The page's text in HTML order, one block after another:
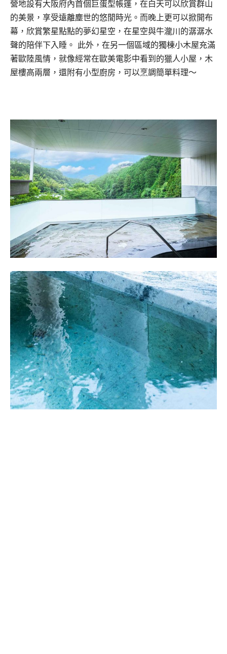
營地設有大阪府內首個巨蛋型帳篷，在白天可以欣賞群山
的美景，享受遠離塵世的悠閒時光。而晚上更可以掀開布
幕，欣賞繁星點點的夢幻星空，在星空與牛瀧川的潺潺水
聲的陪伴下入睡。 此外，在另一個區域的獨棟小木屋充滿
著歐陸風情，就像經常在歐美電影中看到的獵人小屋，木
屋樓高兩層，還附有小型廚房，可以烹調簡單料理～